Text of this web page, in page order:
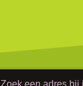
Zoek een adres bij